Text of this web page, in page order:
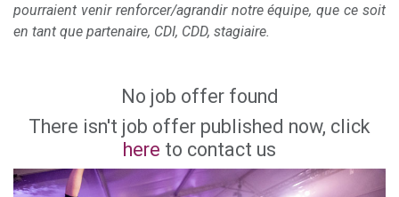
pourraient venir renforcer/agrandir notre équipe, que ce soit
en tant que partenaire, CDI, CDD, stagiaire.
No job offer found
There isn't job offer published now, click
here to contact us